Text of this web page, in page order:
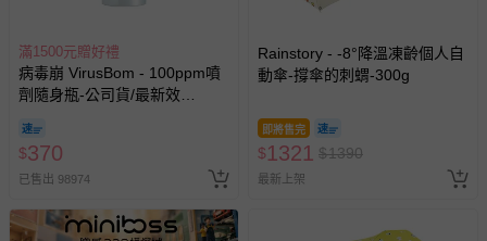
滿1500元贈好禮
病毒崩 VirusBom - 100ppm噴
劑隨身瓶-公司貨/最新效
$370
已售出 98974
Rainstory - -8°降溫凍齡個人自
動傘-撐傘的刺蝟-300g
即將售完
$1321 $1390
最新上架